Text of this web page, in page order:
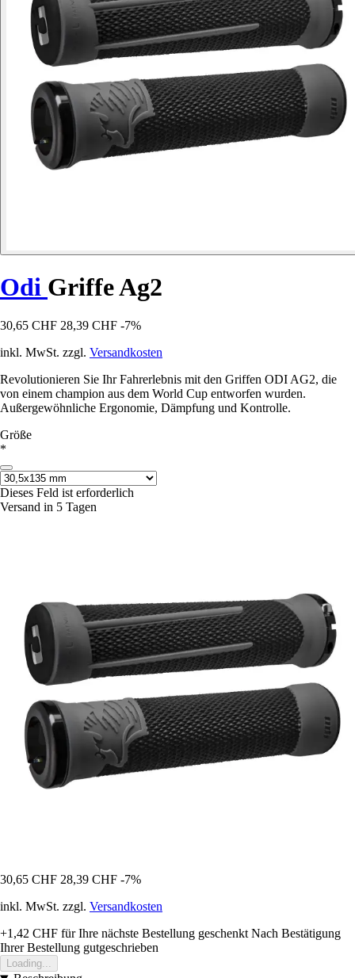
Odi Griffe Ag2
30,65 CHF 28,39 CHF -7%
inkl. MwSt. zzgl. Versandkosten
Revolutionieren Sie Ihr Fahrerlebnis mit den Griffen ODI AG2, die
von einem champion aus dem World Cup entworfen wurden.
Außergewöhnliche Ergonomie, Dämpfung und Kontrolle.
Größe
*
Dieses Feld ist erforderlich
Versand in 5 Tagen
30,65 CHF 28,39 CHF -7%
inkl. MwSt. zzgl. Versandkosten
+1,42 CHF für Ihre nächste Bestellung geschenkt Nach Bestätigung
Ihrer Bestellung gutgeschrieben
Loading...